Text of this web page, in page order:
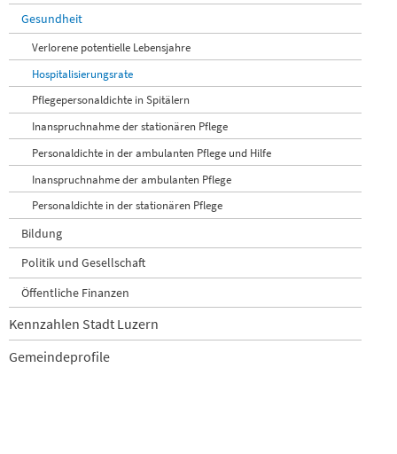
Gesundheit
Verlorene potentielle Lebensjahre
Hospitalisierungsrate
Pflegepersonaldichte in Spitälern
Inanspruchnahme der stationären Pflege
Personaldichte in der ambulanten Pflege und Hilfe
Inanspruchnahme der ambulanten Pflege
Personaldichte in der stationären Pflege
Bildung
Politik und Gesellschaft
Öffentliche Finanzen
Kennzahlen Stadt Luzern
Gemeindeprofile